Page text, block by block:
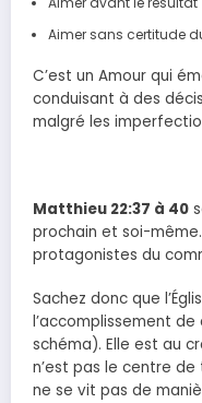
Aimer sans certitude
C’est un Amour qui
conduisant à des
malgré les
Matthieu 22:37 à 40
prochain et soi-
protagonistes du
Sachez donc que
l’accomplissement
schéma). Elle est au
n’est pas le centre de
ne se vit pas de